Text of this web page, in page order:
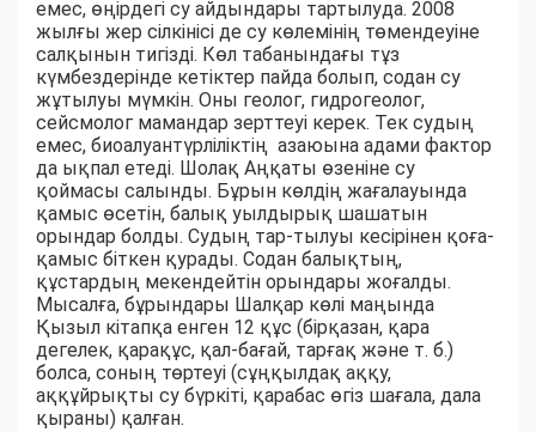
емес, өңірдегі су айдындары тартылуда. 2008
жылғы жер сілкінісі де су көлемінің төмендеуіне
салқынын тигізді. Көл табанындағы тұз
күмбездерінде кетіктер пайда болып, содан су
жұтылуы мүмкін. Оны геолог, гидрогеолог,
сейсмолог мамандар зерттеуі керек. Тек судың
емес, биоалуантүрліліктің азаюына адами фактор
да ықпал етеді. Шолақ Аңқаты өзеніне су
қоймасы салынды. Бұрын көлдің жағалауында
қамыс өсетін, балық уылдырық шашатын
орындар болды. Судың тар-тылуы кесірінен қоға-
қамыс біткен қурады. Содан балықтың,
құстардың мекендейтін орындары жоғалды.
Мысалға, бұрындары Шалқар көлі маңында
Қызыл кітапқа енген 12 құс (бірқазан, қара
дегелек, қарақұс, қал-бағай, тарғақ және т. б.)
болса, соның төртеуі (сұңқылдақ аққу,
аққұйрықты су бүркіті, қарабас өгіз шағала, дала
қыраны) қалған.